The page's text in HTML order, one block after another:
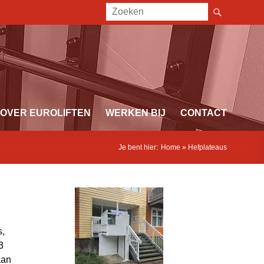
OVER EUROLIFTEN WERKEN BIJ CONTACT
Je bent hier: Home » Hefplateaus